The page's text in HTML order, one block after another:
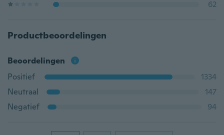
62
Productbeoordelingen
Beoordelingen
Positief
1334
Neutraal
147
Negatief
94